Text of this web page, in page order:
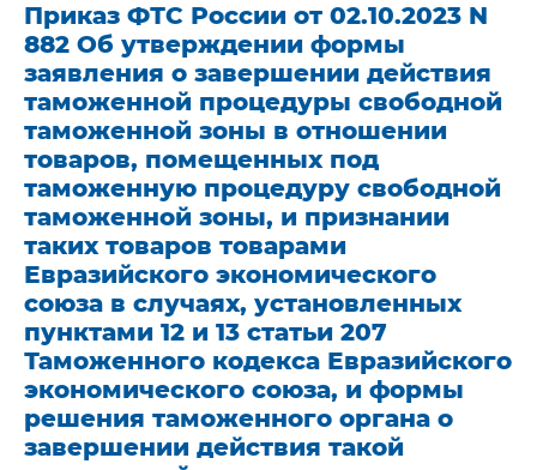
Приказ ФТС России от 02.10.2023 N
882 Об утверждении формы
заявления о завершении действия
таможенной процедуры свободной
таможенной зоны в отношении
товаров, помещенных под
таможенную процедуру свободной
таможенной зоны, и признании
таких товаров товарами
Евразийского экономического
союза в случаях, установленных
пунктами 12 и 13 статьи 207
Таможенного кодекса Евразийского
экономического союза, и формы
решения таможенного органа о
завершении действия такой